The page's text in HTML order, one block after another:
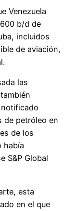
Venezuela
b/d de
incluidos
de aviación,
las
de petróleo en
de los
había
S&P Global
esta
en el que